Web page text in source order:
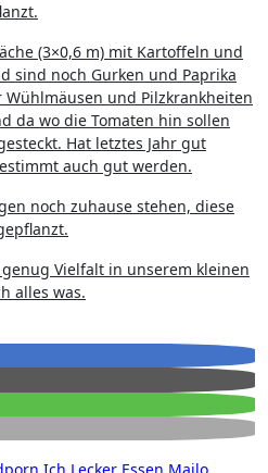
(3×0,6 m) mit Kartoffeln und
sind noch Gurken und Paprika
und Pilzkrankheiten
da wo die Tomaten hin sollen
Hat letztes Jahr gut
auch gut werden.
noch zuhause stehen, diese
Vielfalt in unserem kleinen
alles was.